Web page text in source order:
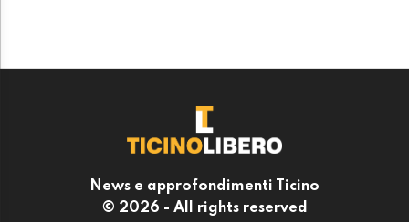
News e approfondimenti Ticino
© 2026 - All rights reserved